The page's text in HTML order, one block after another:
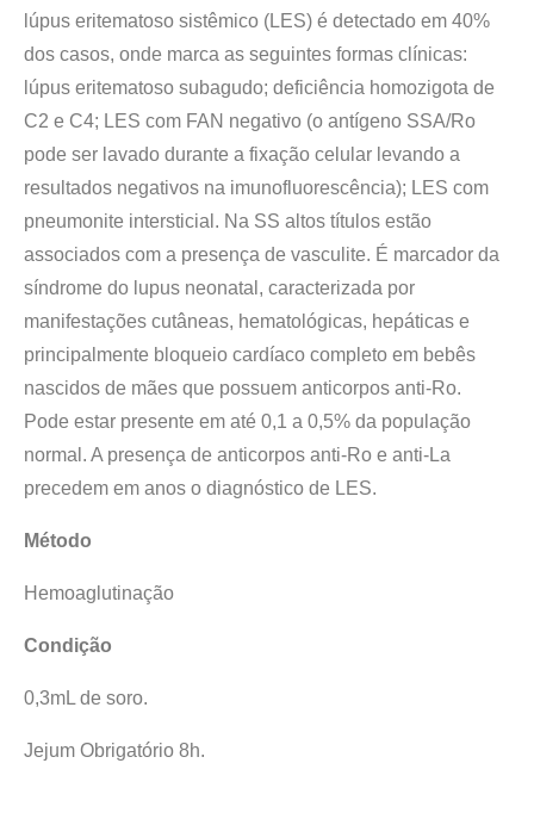
lúpus eritematoso sistêmico (LES) é detectado em 40%
dos casos, onde marca as seguintes formas clínicas:
lúpus eritematoso subagudo; deficiência homozigota de
C2 e C4; LES com FAN negativo (o antígeno SSA/Ro
pode ser lavado durante a fixação celular levando a
resultados negativos na imunofluorescência); LES com
pneumonite intersticial. Na SS altos títulos estão
associados com a presença de vasculite. É marcador da
síndrome do lupus neonatal, caracterizada por
manifestações cutâneas, hematológicas, hepáticas e
principalmente bloqueio cardíaco completo em bebês
nascidos de mães que possuem anticorpos anti-Ro.
Pode estar presente em até 0,1 a 0,5% da população
normal. A presença de anticorpos anti-Ro e anti-La
precedem em anos o diagnóstico de LES.
Método
Hemoaglutinação
Condição
0,3mL de soro.
Jejum Obrigatório 8h.